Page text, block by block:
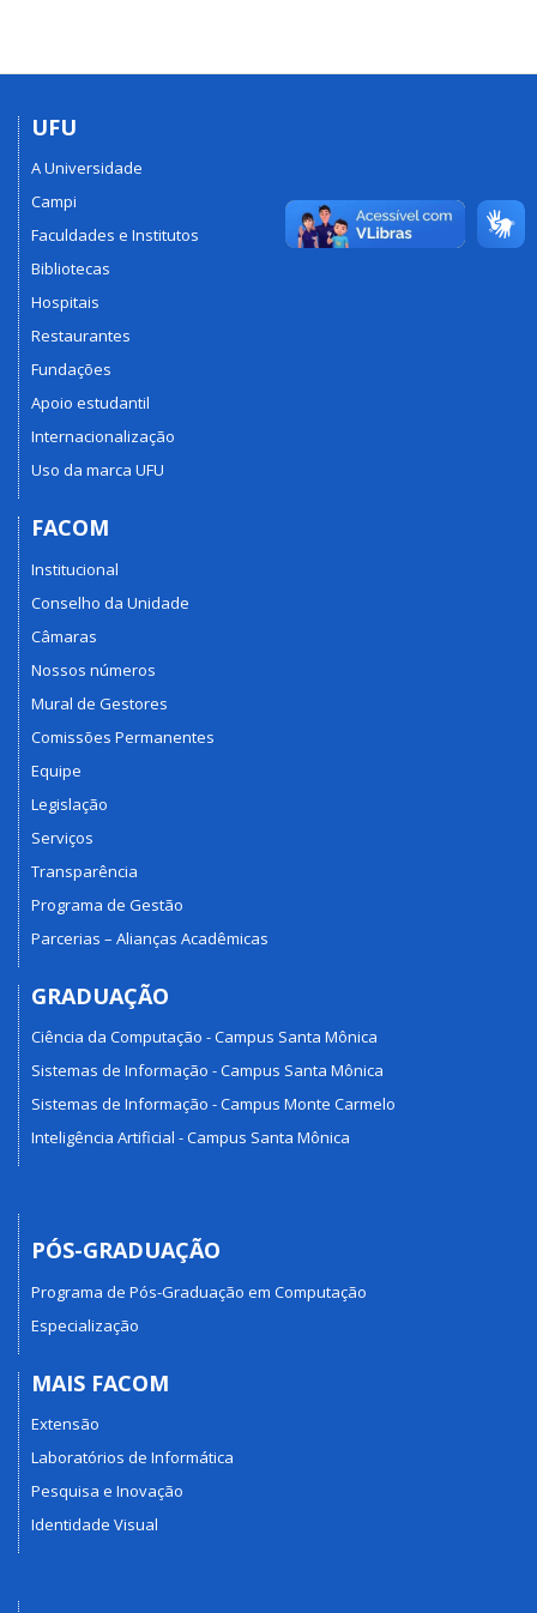
UFU
A Universidade
Campi
Faculdades e Institutos
Bibliotecas
Hospitais
Restaurantes
Fundações
Apoio estudantil
Internacionalização
Uso da marca UFU
FACOM
Institucional
Conselho da Unidade
Câmaras
Nossos números
Mural de Gestores
Comissões Permanentes
Equipe
Legislação
Serviços
Transparência
Programa de Gestão
Parcerias – Alianças Acadêmicas
GRADUAÇÃO
Ciência da Computação - Campus Santa Mônica
Sistemas de Informação - Campus Santa Mônica
Sistemas de Informação - Campus Monte Carmelo
Inteligência Artificial - Campus Santa Mônica
PÓS-GRADUAÇÃO
Programa de Pós-Graduação em Computação
Especialização
MAIS FACOM
Extensão
Laboratórios de Informática
Pesquisa e Inovação
Identidade Visual